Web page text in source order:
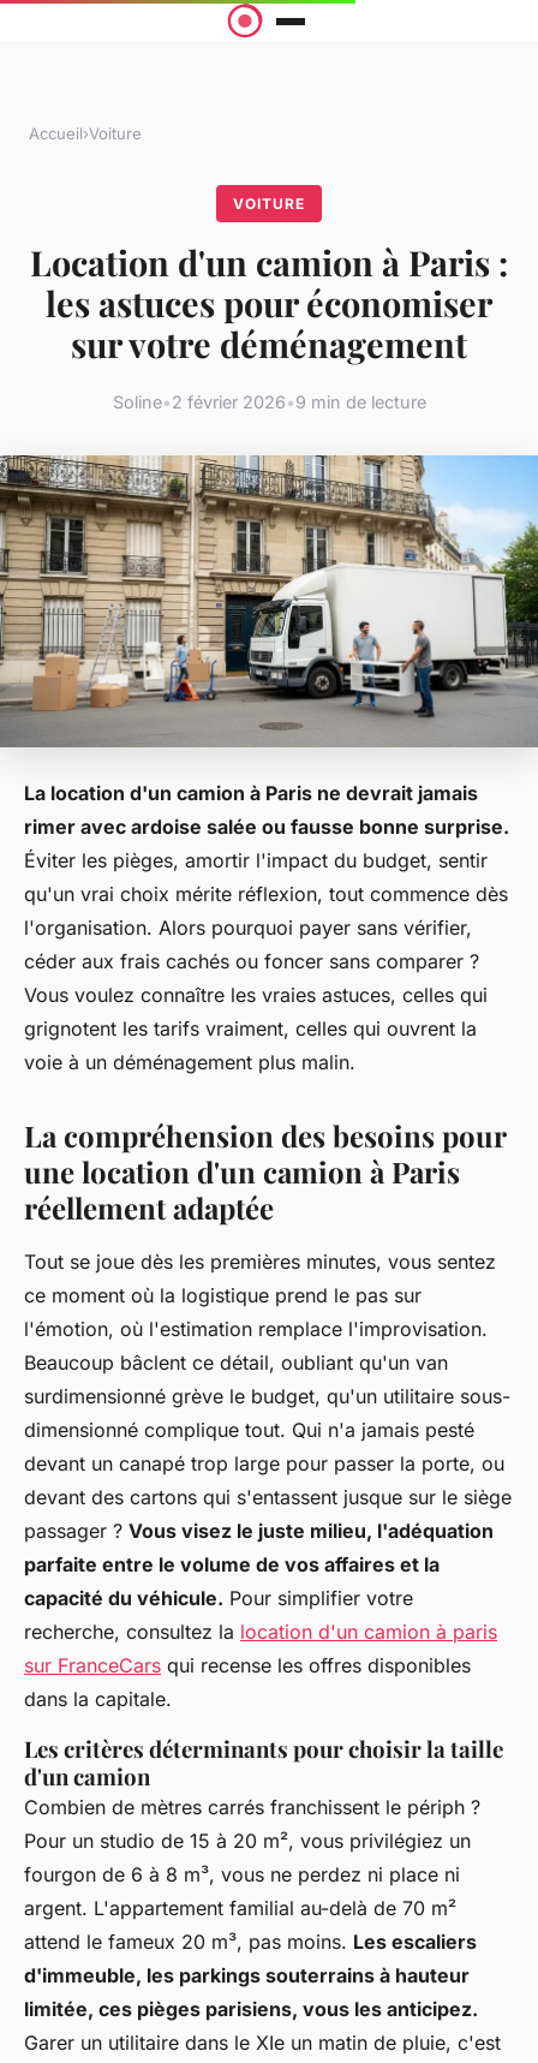
Accueil›Voiture
VOITURE
Location d'un camion à Paris :
les astuces pour économiser
sur votre déménagement
Soline•2 février 2026•9 min de lecture
La location d'un camion à Paris ne devrait jamais
rimer avec ardoise salée ou fausse bonne surprise.
Éviter les pièges, amortir l'impact du budget, sentir
qu'un vrai choix mérite réflexion, tout commence dès
l'organisation. Alors pourquoi payer sans vérifier,
céder aux frais cachés ou foncer sans comparer ?
Vous voulez connaître les vraies astuces, celles qui
grignotent les tarifs vraiment, celles qui ouvrent la
voie à un déménagement plus malin.
La compréhension des besoins pour
une location d'un camion à Paris
réellement adaptée
Tout se joue dès les premières minutes, vous sentez
ce moment où la logistique prend le pas sur
l'émotion, où l'estimation remplace l'improvisation.
Beaucoup bâclent ce détail, oubliant qu'un van
surdimensionné grève le budget, qu'un utilitaire sous-
dimensionné complique tout. Qui n'a jamais pesté
devant un canapé trop large pour passer la porte, ou
devant des cartons qui s'entassent jusque sur le siège
passager ? Vous visez le juste milieu, l'adéquation
parfaite entre le volume de vos affaires et la
capacité du véhicule. Pour simplifier votre
recherche, consultez la location d'un camion à paris
sur FranceCars qui recense les offres disponibles
dans la capitale.
Les critères déterminants pour choisir la taille
d'un camion
Combien de mètres carrés franchissent le périph ?
Pour un studio de 15 à 20 m², vous privilégiez un
fourgon de 6 à 8 m³, vous ne perdez ni place ni
argent. L'appartement familial au-delà de 70 m²
attend le fameux 20 m³, pas moins. Les escaliers
d'immeuble, les parkings souterrains à hauteur
limitée, ces pièges parisiens, vous les anticipez.
Garer un utilitaire dans le XIe un matin de pluie, c'est